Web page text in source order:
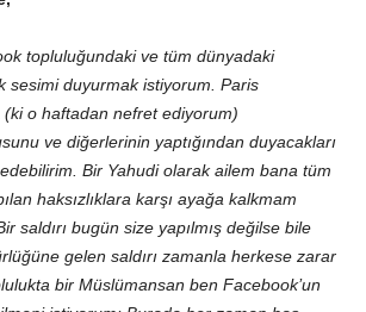
topluluğundaki ve tüm dünyadaki
sesimi duyurmak istiyorum. Paris
(ki o haftadan nefret ediyorum)
ve diğerlerinin yaptığından duyacakları
Bir Yahudi olarak ailem bana tüm
haksızlıklara karşı ayağa kalkmam
saldırı bugün size yapılmış değilse bile
gelen saldırı zamanla herkese zarar
bir Müslümansan ben Facebook’un